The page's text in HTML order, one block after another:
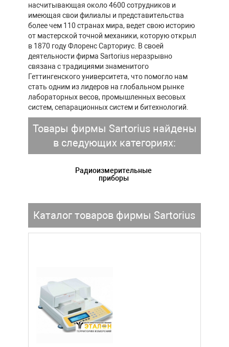
насчитывающая около 4600 сотрудников и
имеющая свои филиалы и представительства
более чем 110 странах мира, ведет свою историю
от мастерской точной механики, которую открыл
в 1870 году Флоренс Сарториус. В своей
деятельности фирма Sartorius неразрывно
связана с традициями знаменитого
Геттингенского университета, что помогло нам
стать одним из лидеров на глобальном рынке
лабораторных весов, промышленных весовых
систем, сепарационных систем и битехнологий.
Товары фирмы Sartorius найдены
в следующих категориях:
Радиоизмерительные
приборы
Каталог товаров фирмы Sartorius